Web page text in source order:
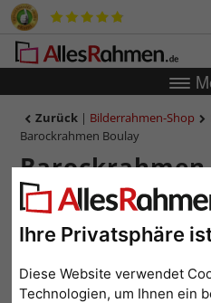
Ihre Privatsphäre
Diese Website verwendet
Technologien, um Ihnen ein
Zurück | Bilderrahmen-Shop
Barockrahmen Boulay